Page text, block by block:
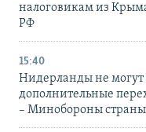
налоговикам из
РФ
15:40
Нидерланды не могут
дополнительные
– Минобороны страны